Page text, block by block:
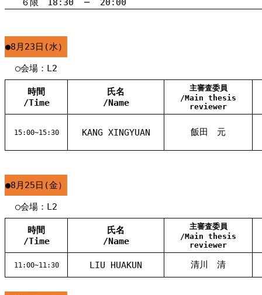
６限 18:30
─ 20:00
●8月23日(水）
○会場：L2
時間
/Time
氏名
/Name
主審査委員
/Main thesis
reviewer
15:00~15:30 KANG XINGYUAN 飯田 元
●8月25日(金）
○会場：L2
時間
/Time
氏名
/Name
主審査委員
/Main thesis
reviewer
11:00~11:30 LIU HUAKUN 清川 清